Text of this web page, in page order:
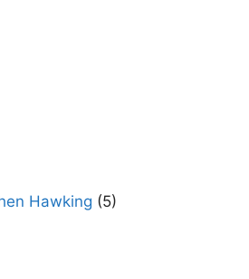
Hawking (5)